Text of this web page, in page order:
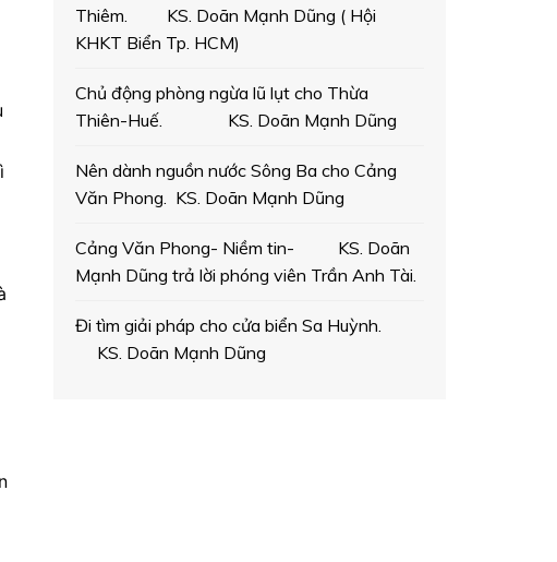
Thiêm. KS. Doãn Mạnh Dũng ( Hội
KHKT Biển Tp. HCM)
Chủ động phòng ngừa lũ lụt cho Thừa
Thiên-Huế. KS. Doãn Mạnh Dũng
Nên dành nguồn nước Sông Ba cho Cảng
Văn Phong. KS. Doãn Mạnh Dũng
Cảng Văn Phong- Niềm tin- KS. Doãn
Mạnh Dũng trả lời phóng viên Trần Anh Tài.
Đi tìm giải pháp cho cửa biển Sa Huỳnh.
KS. Doãn Mạnh Dũng